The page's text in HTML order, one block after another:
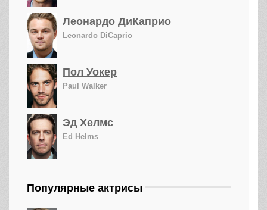
Леонардо ДиКаприо
Leonardo DiCaprio
Пол Уокер
Paul Walker
Эд Хелмс
Ed Helms
Популярные актрисы